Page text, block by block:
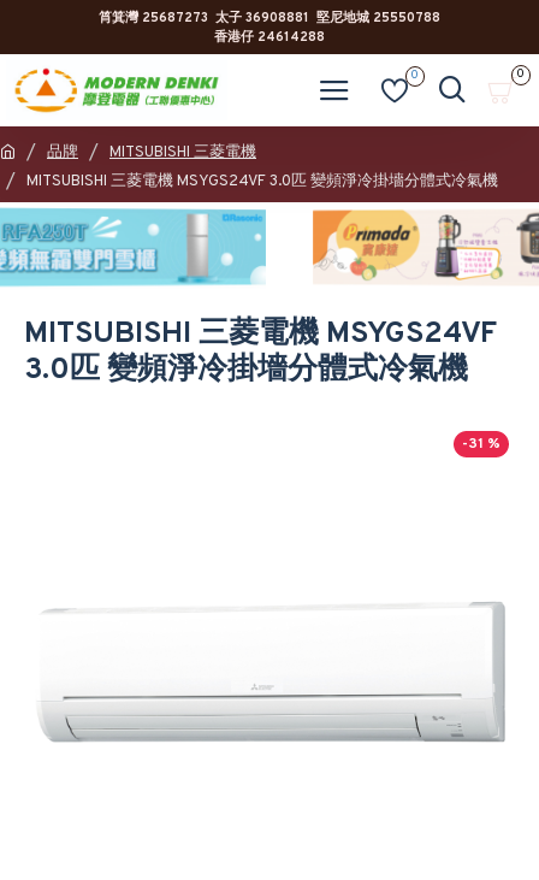
筲箕灣 25687273 太子 36908881 堅尼地城 25550788
香港仔 24614288
0 0
品牌
MITSUBISHI 三菱電機
MITSUBISHI 三菱電機 MSYGS24VF 3.0匹 變頻淨冷掛墻分體式冷氣機
MITSUBISHI 三菱電機 MSYGS24VF
3.0匹 變頻淨冷掛墻分體式冷氣機
-31 %